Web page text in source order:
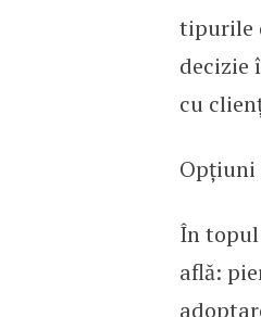
tipurile
decizie
cu
Opțiuni
În topul
află: